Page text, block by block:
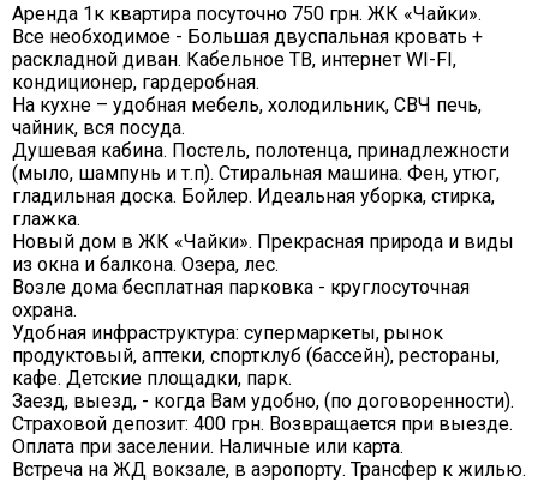
Аренда 1к квартира посуточно 750 грн. ЖК «Чайки».
Все необходимое - Большая двуспальная кровать +
раскладной диван. Кабельное ТВ, интернет WI-FI,
кондиционер, гардеробная.
На кухне – удобная мебель, холодильник, СВЧ печь,
чайник, вся посуда.
Душевая кабина. Постель, полотенца, принадлежности
(мыло, шампунь и т.п). Стиральная машина. Фен, утюг,
гладильная доска. Бойлер. Идеальная уборка, стирка,
глажка.
Новый дом в ЖК «Чайки». Прекрасная природа и виды
из окна и балкона. Озера, лес.
Возле дома бесплатная парковка - круглосуточная
охрана.
Удобная инфраструктура: супермаркеты, рынок
продуктовый, аптеки, спортклуб (бассейн), рестораны,
кафе. Детские площадки, парк.
Заезд, выезд, - когда Вам удобно, (по договоренности).
Страховой депозит: 400 грн. Возвращается при выезде.
Оплата при заселении. Наличные или карта.
Встреча на ЖД вокзале, в аэропорту. Трансфер к жилью.